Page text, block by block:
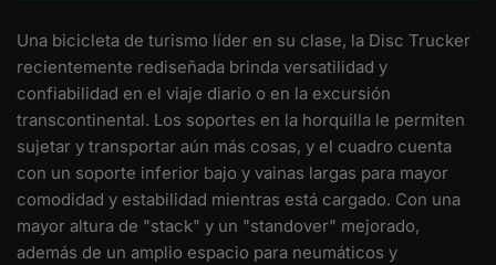
Una bicicleta de turismo líder en su clase, la Disc Trucker
recientemente rediseñada brinda versatilidad y
confiabilidad en el viaje diario o en la excursión
transcontinental. Los soportes en la horquilla le permiten
sujetar y transportar aún más cosas, y el cuadro cuenta
con un soporte inferior bajo y vainas largas para mayor
comodidad y estabilidad mientras está cargado. Con una
mayor altura de "stack" y un "standover" mejorado,
además de un amplio espacio para neumáticos y